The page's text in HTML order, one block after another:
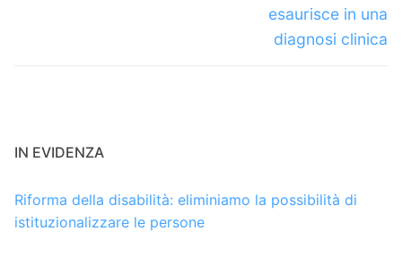
esaurisce in una
diagnosi clinica
IN EVIDENZA
Riforma della disabilità: eliminiamo la possibilità di
istituzionalizzare le persone